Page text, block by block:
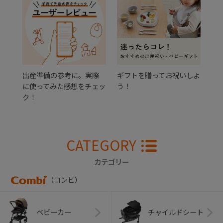
出産準備の参考に。実際
に使ってみた感想をチェッ
ク！
ギフトを贈ってお祝いしよ
う！
CATEGORY
カテゴリー
（コンビ）
ベビーカー チャイルドシート